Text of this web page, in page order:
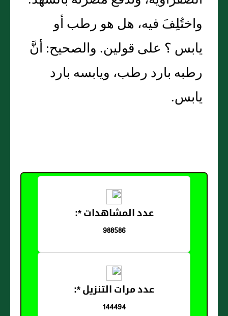
واختُلِفَ فيه، هل هو رطب أو
يابس ؟ على قولين. والصحيح: أنَّ
رطبه بارد رطب، ويابسه بارد
يابس.
عدد المشاهدات *:
988586
عدد مرات التنزيل *:
144494